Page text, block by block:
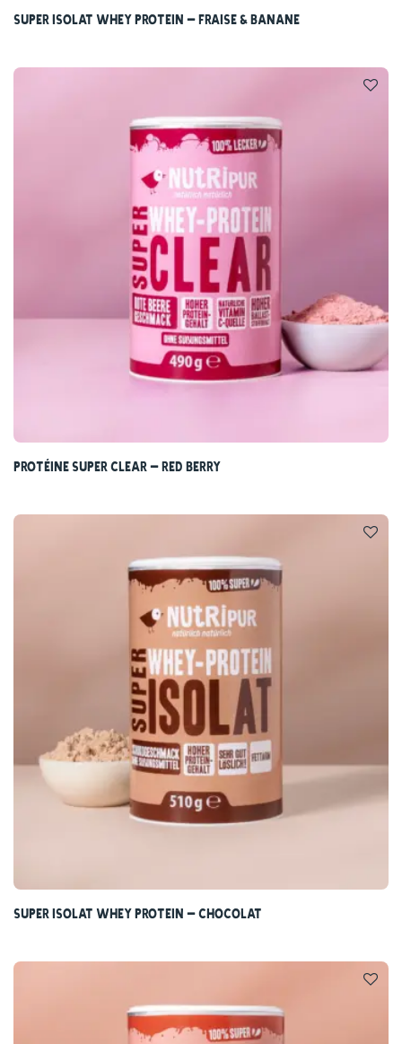
Super Isolat Whey Protein – Fraise & Banane
Protéine Super Clear – Red Berry
Super Isolat Whey Protein – Chocolat